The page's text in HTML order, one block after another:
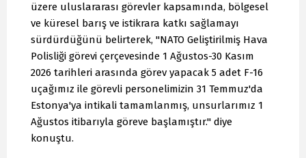
üzere uluslararası görevler kapsamında, bölgesel
ve küresel barış ve istikrara katkı sağlamayı
sürdürdüğünü belirterek, "NATO Geliştirilmiş Hava
Polisliği görevi çerçevesinde 1 Ağustos-30 Kasım
2026 tarihleri arasında görev yapacak 5 adet F-16
uçağımız ile görevli personelimizin 31 Temmuz'da
Estonya'ya intikali tamamlanmış, unsurlarımız 1
Ağustos itibarıyla göreve başlamıştır." diye
konuştu.